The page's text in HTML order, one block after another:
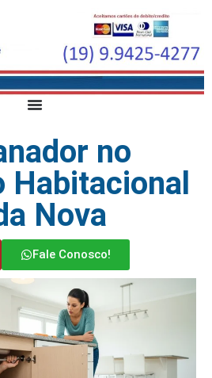
no
Habitacional
Nova
Fale Conosco!